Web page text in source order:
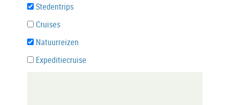
Stedentrips
Cruises
Natuurreizen
Expeditiecruise